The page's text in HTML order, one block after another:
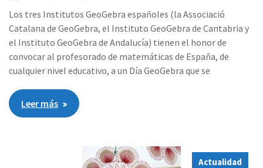
Los tres Institutos GeoGebra españoles (la Associació
Catalana de GeoGebra, el Instituto GeoGebra de Cantabria y
el Instituto GeoGebra de Andalucía) tienen el honor de
convocar al profesorado de matemáticas de España, de
cualquier nivel educativo, a un Día GeoGebra que se
Leer más
Actualidad